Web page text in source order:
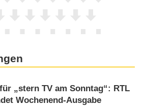
„stern TV am Sonntag“: RTL
Wochenend-Ausgabe